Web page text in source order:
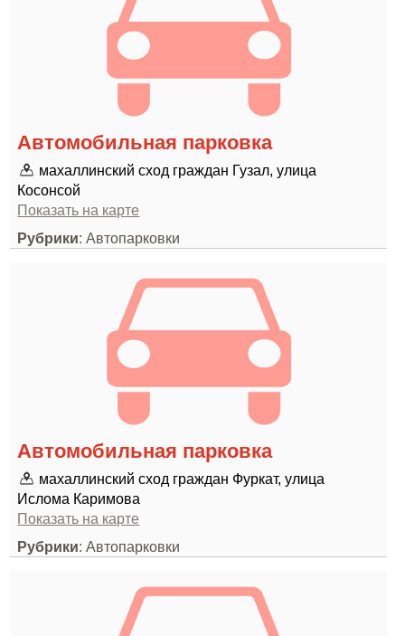
Автомобильная парковка
махаллинский сход граждан Гузал, улица
Косонсой
Показать на карте
Рубрики: Автопарковки
Автомобильная парковка
махаллинский сход граждан Фуркат, улица
Ислома Каримова
Показать на карте
Рубрики: Автопарковки